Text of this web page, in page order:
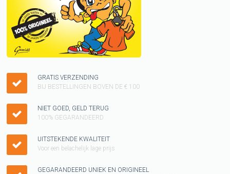
GRATIS VERZENDING
BIJ BESTELLINGEN BOVEN DE € 100
NIET GOED, GELD TERUG
100% GEGARANDEERD
UITSTEKENDE KWALITEIT
Voor een belachelijk lage prijs
GEGARANDEERD UNIEK EN ORIGINEEL